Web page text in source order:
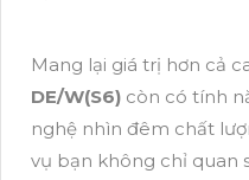
Mang lại giá trị hơn cả
DE/W(S6) còn có tính
nghệ nhìn đêm chất
vụ bạn không chỉ quan